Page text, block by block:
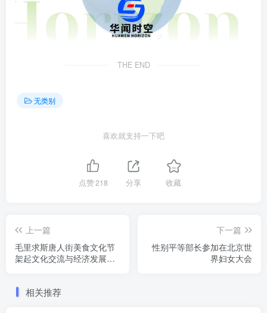
THE END
无类别
喜欢就支持一下吧
点赞218 分享 收藏
上一篇
毛里求斯唐人街美食文化节
架起文化交流与经济发展的
下一篇
性别平等部长参加在北京世
界妇女大会
相关推荐